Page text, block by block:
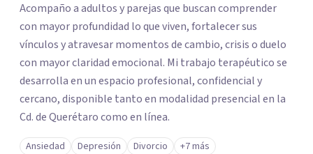
Acompaño a adultos y parejas que buscan comprender
con mayor profundidad lo que viven, fortalecer sus
vínculos y atravesar momentos de cambio, crisis o duelo
con mayor claridad emocional. Mi trabajo terapéutico se
desarrolla en un espacio profesional, confidencial y
cercano, disponible tanto en modalidad presencial en la
Cd. de Querétaro como en línea.
Ansiedad Depresión Divorcio +7 más